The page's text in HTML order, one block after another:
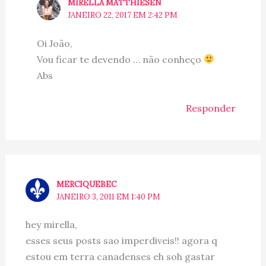
MIRELLA MATTHIESEN
JANEIRO 22, 2017 EM 2:42 PM
Oi João,
Vou ficar te devendo … não conheço
Abs
Responder
MERCIQUEBEC
JANEIRO 3, 2011 EM 1:40 PM
hey mirella,
esses seus posts sao imperdiveis!! agora q
estou em terra canadenses eh soh gastar